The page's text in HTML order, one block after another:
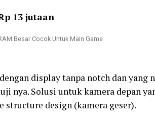
13 jutaan
display tanpa notch dan yang
nya. Solusi untuk kamera depan
structure design (kamera geser).